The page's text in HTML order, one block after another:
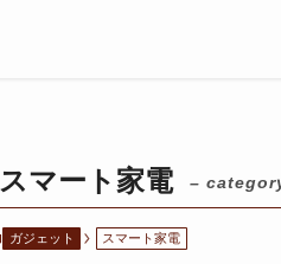
スマート家電 –
ガジェット スマート家電